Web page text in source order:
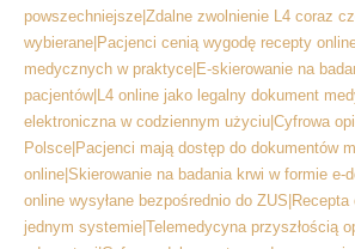
powszechniejsze|Zdalne zwolnienie L4 coraz
wybierane|Pacjenci cenią wygodę recepty
medycznych w praktyce|E-skierowanie na
pacjentów|L4 online jako legalny dokument
elektroniczna w codziennym użyciu|Cyfrowa
Polsce|Pacjenci mają dostęp do dokumentów
online|Skierowanie na badania krwi w formie e-
online wysyłane bezpośrednio do
jednym systemie|Telemedycyna przyszłością